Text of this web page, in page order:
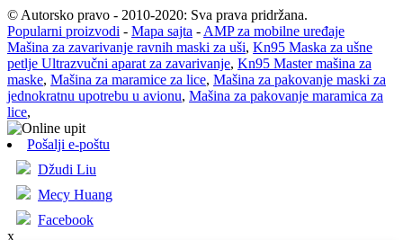
© Autorsko pravo - 2010-2020: Sva prava pridržana.
Popularni proizvodi - Mapa sajta - AMP za mobilne uređaje
Mašina za zavarivanje ravnih maski za uši, Kn95 Maska za ušne
petlje Ultrazvučni aparat za zavarivanje, Kn95 Master mašina za
maske, Mašina za maramice za lice, Mašina za pakovanje maski za
jednokratnu upotrebu u avionu, Mašina za pakovanje maramica za
lice,
Pošalji e-poštu
Džudi Liu
Mecy Huang
Facebook
x